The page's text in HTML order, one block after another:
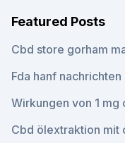
Featured Posts
Cbd store gorham
Fda hanf nachrichten
Wirkungen von 1 mg
Cbd ölextraktion mit